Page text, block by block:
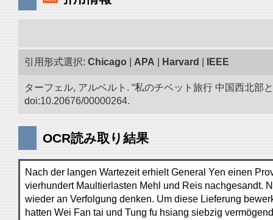
引用形式選択: Chicago APA Harvard IEEE
ターフェル, アルベルト. “私のチベット旅行 中国西北
doi:10.20676/00000264.
OCR読み取り結果
Nach der langen Wartezeit erhielt General Yen einen
vierhundert Maultierlasten Mehl und Reis nachgesandt.
wieder an Verfolgung denken. Um diese Lieferung
hatten Wei Fan tai und Tung fu hsiang siebzig